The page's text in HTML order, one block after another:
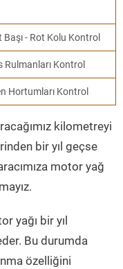
Başı - Rot Kolu Kontrol
Rulmanları Kontrol
Hortumları Kontrol
kilometreyi
bir yıl geçse
motor yağ
yağı bir yıl
Bu durumda
özelliğini